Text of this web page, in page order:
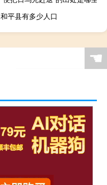
和平县有多少人口
☚